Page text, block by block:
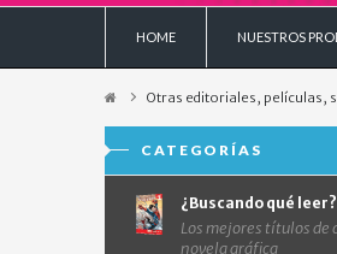
HOME NUESTROS
Otras editoriales, películas,
CATEGORÍAS
¿Buscando qué leer?
Los mejores títulos de
novela gráfica